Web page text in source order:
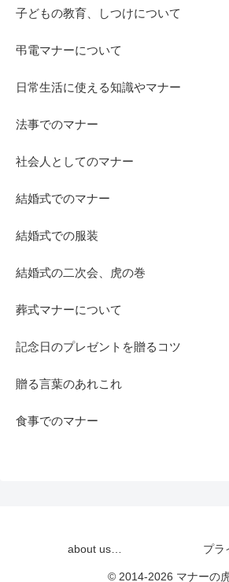
子どもの教育、しつけについて
弔電マナーについて
日常生活に使える知識やマナー
法事でのマナー
社会人としてのマナー
結婚式でのマナー
結婚式での服装
結婚式の二次会、虎の巻
葬式マナーについて
記念日のプレゼントを贈るコツ
贈る言葉のあれこれ
食事でのマナー
about us… プラ
© 2014-2026 マナーの